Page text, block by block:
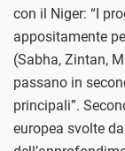
con il Niger: “I
appositamente
(Sabha, Zintan,
passano in
principali”.
europea svolte